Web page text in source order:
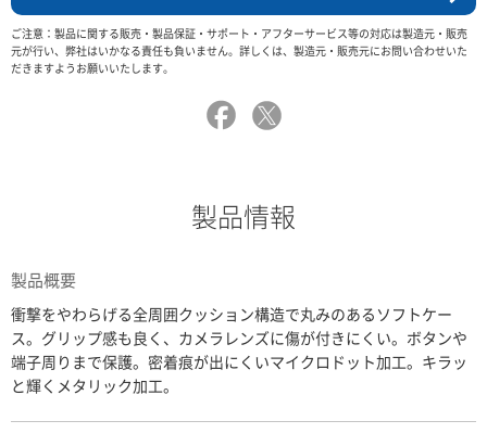
ご注意：製品に関する販売・製品保証・サポート・アフターサービス等の対応は製造元・販売
元が行い、弊社はいかなる責任も負いません。詳しくは、製造元・販売元にお問い合わせいた
だきますようお願いいたします。
製品情報
製品概要
衝撃をやわらげる全周囲クッション構造で丸みのあるソフトケー
ス。グリップ感も良く、カメラレンズに傷が付きにくい。ボタンや
端子周りまで保護。密着痕が出にくいマイクロドット加工。キラッ
と輝くメタリック加工。